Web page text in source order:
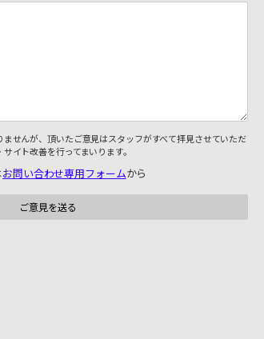
せんが、頂いたご意見はスタッフがすべて拝見させていただ
イト改善を行ってまいります。
お問い合わせ専用フォームから